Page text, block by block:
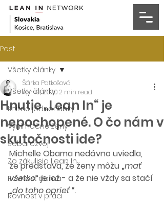
Post
Všetky články
Knižné jednohubky
Výnimočné ženy
Sebarozvoj
Zo zákulisia Lean In
Rovnosť doma
Rovnosť v práci
Všetky články
Hnutie „Lean In“ je
nepochopené. O čo nám v
skutočnosti ide?
Šárka Patkošová
Apr 10, 20202 min read
Michelle Obama nedávno uviedla,
že predstava, že ženy môžu „mať
všetko“ je lož - a že nie vždy sa stačí
„do toho oprieť “.